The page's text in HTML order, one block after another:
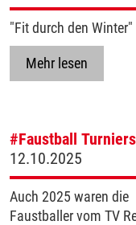
"Fit durch den Winter"
Mehr lesen
#Faustball
12.10.2025
Auch 2025 waren die
Faustballer vom TV